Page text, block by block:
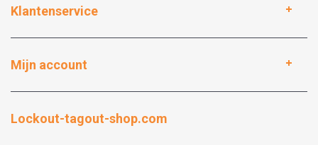
Klantenservice
Mijn account
Lockout-tagout-shop.com